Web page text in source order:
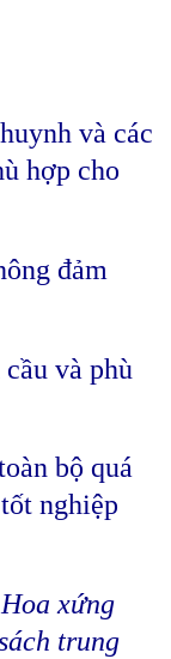
và các
hợp cho
đảm
và phù
bộ quá
nghiệp
xứng
trung